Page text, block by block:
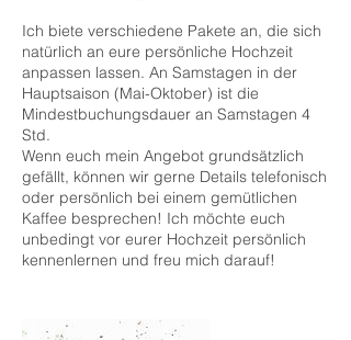
Ich biete verschiedene Pakete an, die sich
natürlich an eure persönliche Hochzeit
anpassen lassen. An Samstagen in der
Hauptsaison (Mai-Oktober) ist die
Mindestbuchungsdauer an Samstagen 4
Std.
Wenn euch mein Angebot grundsätzlich
gefällt, können wir gerne Details telefonisch
oder persönlich bei einem gemütlichen
Kaffee besprechen! Ich möchte euch
unbedingt vor eurer Hochzeit persönlich
kennenlernen und freu mich darauf!